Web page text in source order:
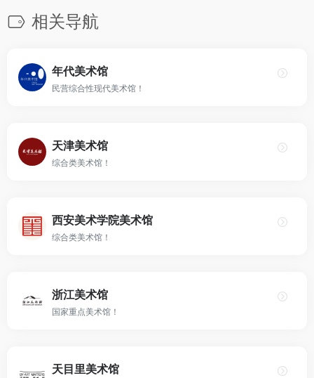
相关导航
年代美术馆
民营综合性现代美术馆！
天津美术馆
综合类美术馆！
西安美术学院美术馆
综合类美术馆！
浙江美术馆
国家重点美术馆！
天目里美术馆